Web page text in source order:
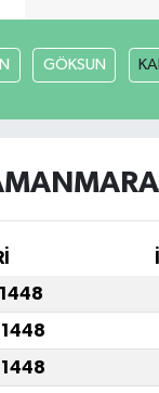
GÖKSUN